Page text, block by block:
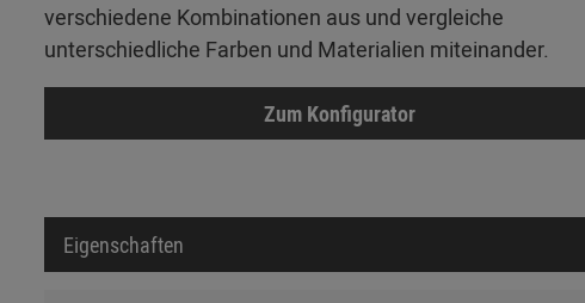
verschiedene Kombinationen aus und vergleiche
unterschiedliche Farben und Materialien miteinander.
Zum Konfigurator
Eigenschaften